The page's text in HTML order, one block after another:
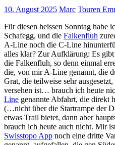
10. August 2025 Marc Touren
Für diesen heissen Sonntag habe
Schafegg, und die Falkenfluh
A-Line noch die C-Line
alles klar? Zur Aufklärung: Es
die Falkenfluh, so denn einmal
die, von mir A-Line genannt, die
Grat, die teilweise sehr
versehen ist… brauch ich heute
Line genannte Abfahrt, die direkt
(…nicht über die Startrampe der
etwas Trail bietet, dann aber
brauch ich heute auch nicht. Mir
Swisstopo App noch eine dritte